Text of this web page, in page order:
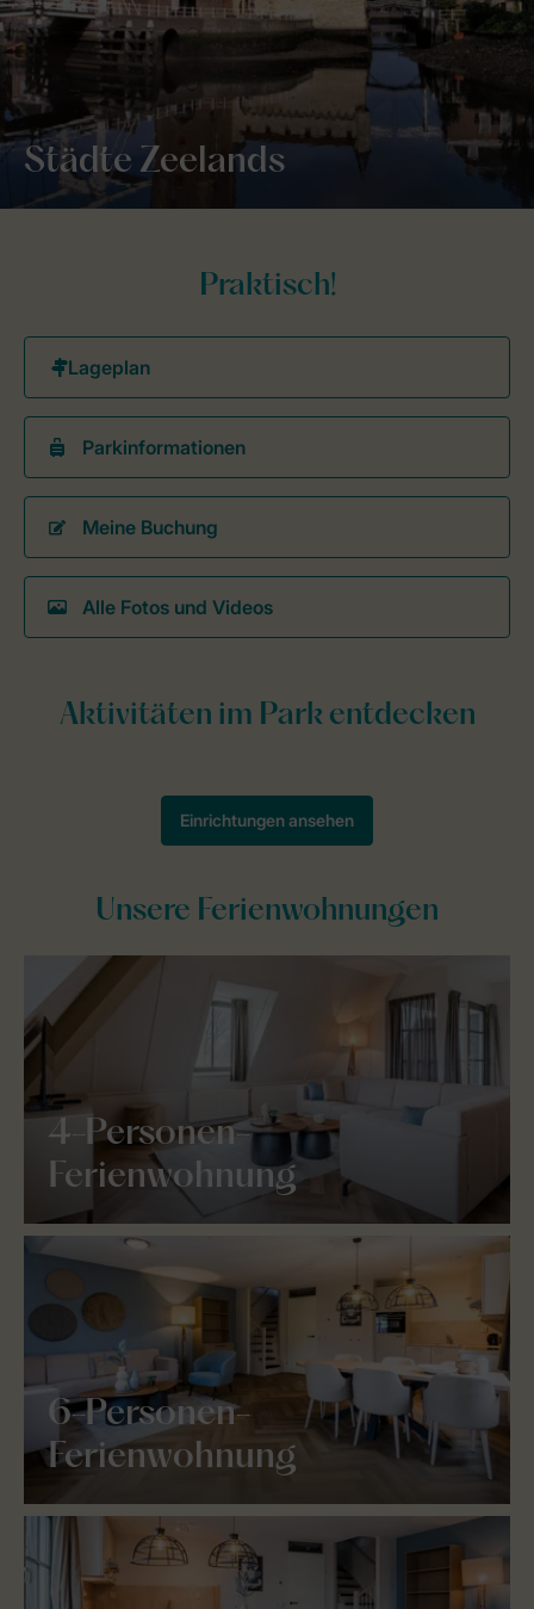
Städte Zeelands
Praktisch!
Parkinformationen
Meine Buchung
Alle Fotos und Videos
Unsere Ferienwohnungen
4-Personen-
Ferienwohnung
6-Personen-
Ferienwohnung